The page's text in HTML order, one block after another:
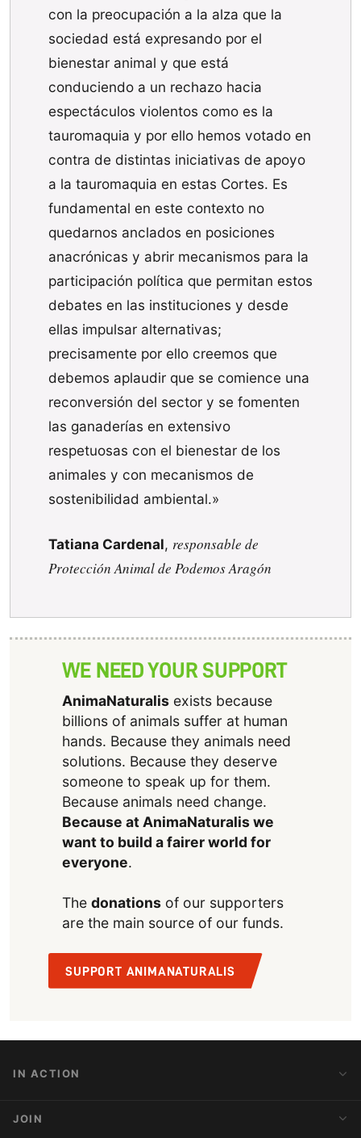
con la preocupación a la alza que la
sociedad está expresando por el
bienestar animal y que está
conduciendo a un rechazo hacia
espectáculos violentos como es la
tauromaquia y por ello hemos votado en
contra de distintas iniciativas de apoyo
a la tauromaquia en estas Cortes. Es
fundamental en este contexto no
quedarnos anclados en posiciones
anacrónicas y abrir mecanismos para la
participación política que permitan estos
debates en las instituciones y desde
ellas impulsar alternativas;
precisamente por ello creemos que
debemos aplaudir que se comience una
reconversión del sector y se fomenten
las ganaderías en extensivo
respetuosas con el bienestar de los
animales y con mecanismos de
sostenibilidad ambiental.»
Tatiana Cardenal, responsable de
Protección Animal de Podemos Aragón
WE NEED YOUR SUPPORT
AnimaNaturalisexists because
billions of animals suffer at human
hands. Because they animals need
solutions. Because they deserve
someone to speak up for them.
Because animals need change.
Because at AnimaNaturalis we
want to build a fairer world for
everyone.
The donationsof our supporters
are the main source of our funds.
SUPPORT ANIMANATURALIS
IN ACTION
Action Alerts
JOIN